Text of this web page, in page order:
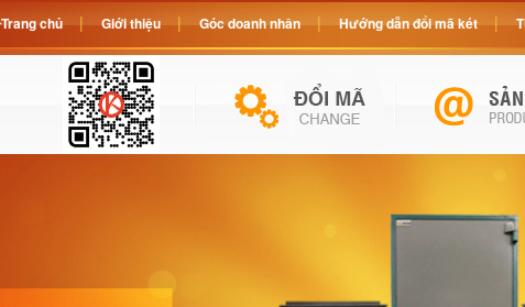
Trang chủ Giới thiệu Góc doanh nhân Hướng dẫn đổi mã két